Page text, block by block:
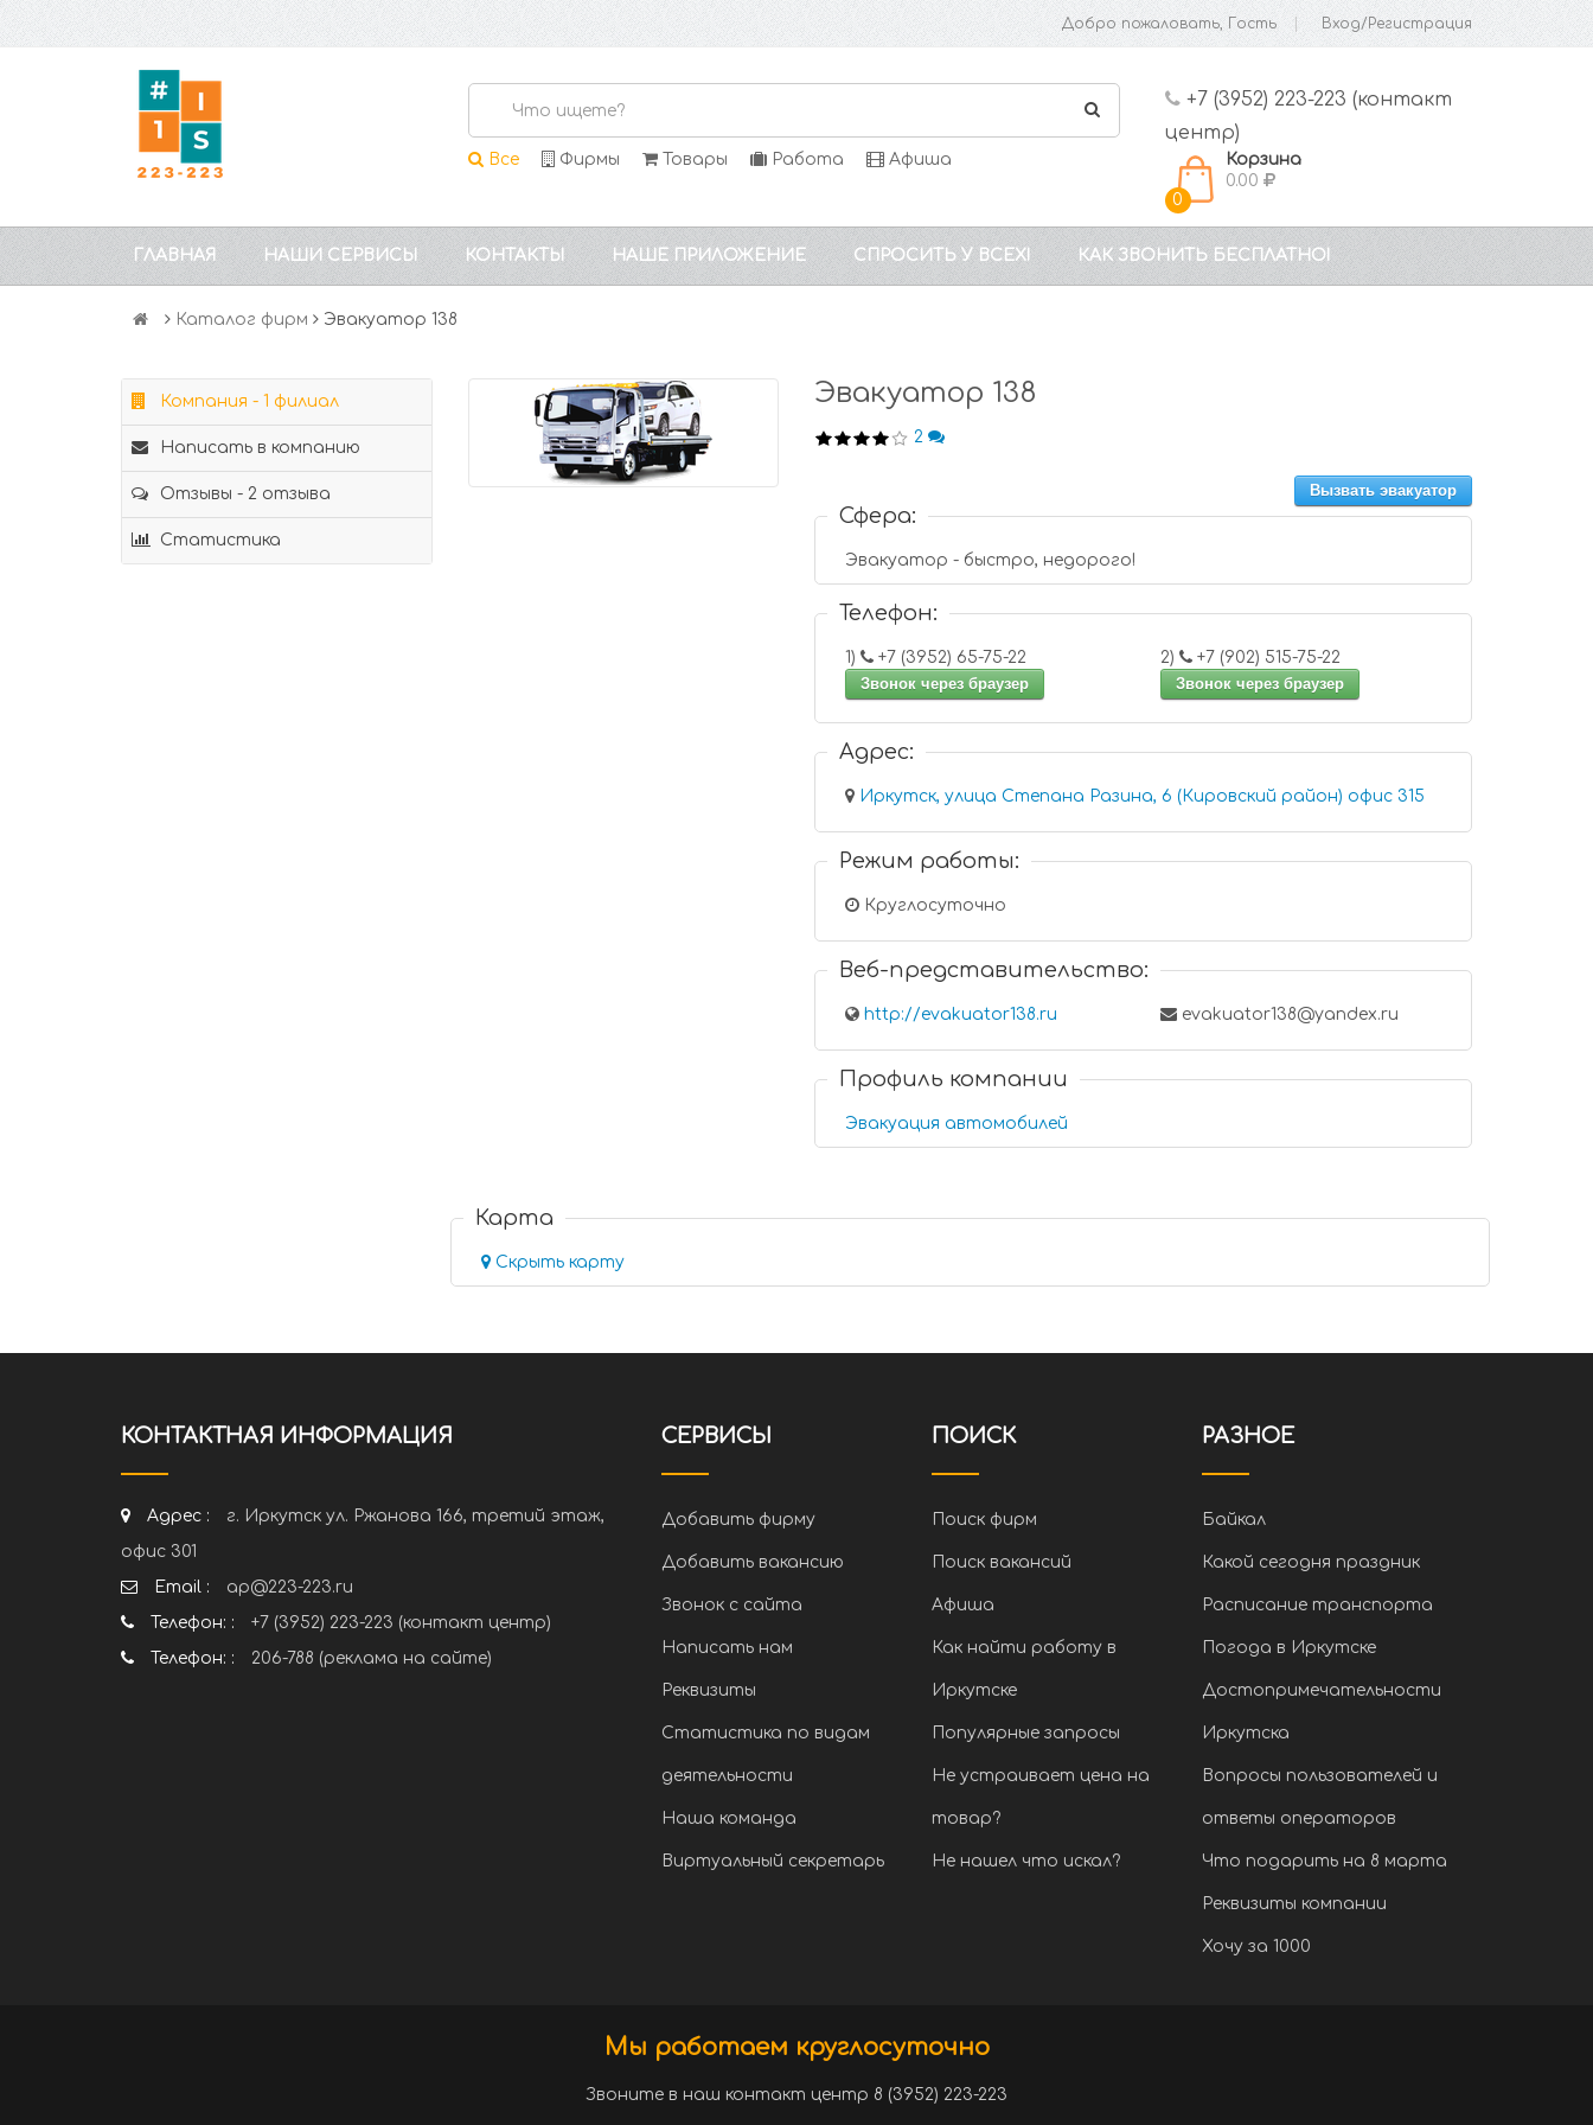
Добро пожаловать, Гость Вход/Регистрация
Все Фирмы Товары Работа Афиша
+7 (3952) 223-223 (контакт
центр)
0
Корзина
0.00
ГЛАВНАЯ НАШИ СЕРВИСЫ КОНТАКТЫ НАШЕ ПРИЛОЖЕНИЕ СПРОСИТЬ У ВСЕХ! КАК ЗВОНИТЬ БЕСПЛАТНО!
Каталог фирм Эвакуатор 138
Компания - 1 филиал
Написать в компанию
Отзывы - 2 отзыва
Статистика
Эвакуатор 138
2
Вызвать эвакуатор
Сфера:
Эвакуатор - быстро, недорого!
Телефон:
1)
+7 (3952) 65-75-22
Звонок через браузер
2)
+7 (902) 515-75-22
Звонок через браузер
Адрес:
Иркутск, улица Степана Разина, 6 (Кировский район) офис 315
Режим работы:
Круглосуточно
Веб-представительство:
http://evakuator138.ru evakuator138@yandex.ru
Профиль компании
Эвакуация автомобилей
Карта
Скрыть карту
КОНТАКТНАЯ ИНФОРМАЦИЯ
Адрес :
г. Иркутск ул. Ржанова 166, третий этаж,
офис 301
Email :
ap@223-223.ru
Телефон: :
+7 (3952) 223-223 (контакт центр)
Телефон: :
206-788 (реклама на сайте)
СЕРВИСЫ
Добавить фирму
Добавить вакансию
Звонок с сайта
Написать нам
Реквизиты
Статистика по видам
деятельности
Наша команда
Виртуальный секретарь
ПОИСК
Поиск фирм
Поиск вакансий
Афиша
Как найти работу в
Иркутске
Популярные запросы
Не устраивает цена на
товар?
Не нашел что искал?
РАЗНОЕ
Байкал
Какой сегодня праздник
Расписание транспорта
Погода в Иркутске
Достопримечательности
Иркутска
Вопросы пользователей и
ответы операторов
Что подарить на 8 марта
Реквизиты компании
Хочу за 1000
Мы работаем круглосуточно
Звоните в наш контакт центр 8 (3952) 223-223